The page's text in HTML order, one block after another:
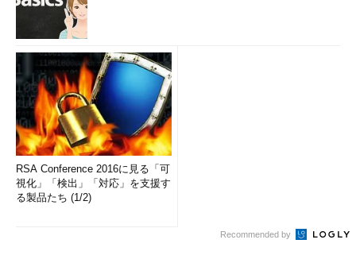
RSA Conference 2016に見る「可
視化」「検出」「対応」を支援す
る製品たち (1/2)
Recommended by